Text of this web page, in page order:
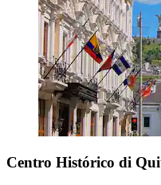
Centro Histórico di